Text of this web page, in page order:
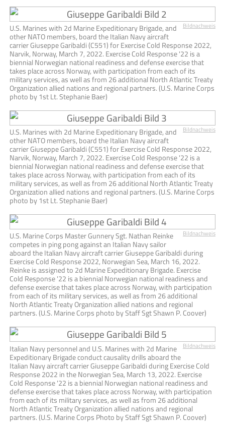
Bildnachweis
U.S. Marines with 2d Marine Expeditionary Brigade, and
other NATO members, board the Italian Navy aircraft
carrier Giuseppe Garibaldi (C551) for Exercise Cold Response 2022,
Narvik, Norway, March 7, 2022. Exercise Cold Response '22 is a
biennial Norwegian national readiness and defense exercise that
takes place across Norway, with participation from each of its
military services, as well as from 26 additional North Atlantic Treaty
Organization allied nations and regional partners. (U.S. Marine Corps
photo by 1st Lt. Stephanie Baer)
Bildnachweis
U.S. Marines with 2d Marine Expeditionary Brigade, and
other NATO members, board the Italian Navy aircraft
carrier Giuseppe Garibaldi (C551) for Exercise Cold Response 2022,
Narvik, Norway, March 7, 2022. Exercise Cold Response '22 is a
biennial Norwegian national readiness and defense exercise that
takes place across Norway, with participation from each of its
military services, as well as from 26 additional North Atlantic Treaty
Organization allied nations and regional partners. (U.S. Marine Corps
photo by 1st Lt. Stephanie Baer)
Bildnachweis
U.S. Marine Corps Master Gunnery Sgt. Nathan Reinke
competes in ping pong against an Italian Navy sailor
aboard the Italian Navy aircraft carrier Giuseppe Garibaldi during
Exercise Cold Response 2022, Norwegian Sea, March 16, 2022.
Reinke is assigned to 2d Marine Expeditionary Brigade. Exercise
Cold Response '22 is a biennial Norwegian national readiness and
defense exercise that takes place across Norway, with participation
from each of its military services, as well as from 26 additional
North Atlantic Treaty Organization allied nations and regional
partners. (U.S. Marine Corps photo by Staff Sgt Shawn P. Coover)
Bildnachweis
Italian Navy personnel and U.S. Marines with 2d Marine
Expeditionary Brigade conduct causality drills aboard the
Italian Navy aircraft carrier Giuseppe Garibaldi during Exercise Cold
Response 2022 in the Norwegian Sea, March 13, 2022. Exercise
Cold Response '22 is a biennial Norwegian national readiness and
defense exercise that takes place across Norway, with participation
from each of its military services, as well as from 26 additional
North Atlantic Treaty Organization allied nations and regional
partners. (U.S. Marine Corps Photo by Staff Sgt Shawn P. Coover)